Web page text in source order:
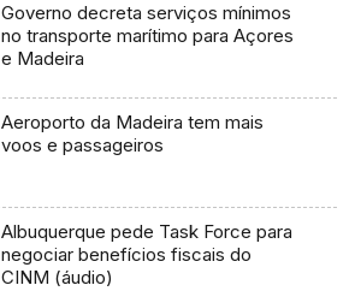
Governo decreta serviços mínimos
no transporte marítimo para Açores
e Madeira
Aeroporto da Madeira tem mais
voos e passageiros
Albuquerque pede Task Force para
negociar benefícios fiscais do
CINM (áudio)